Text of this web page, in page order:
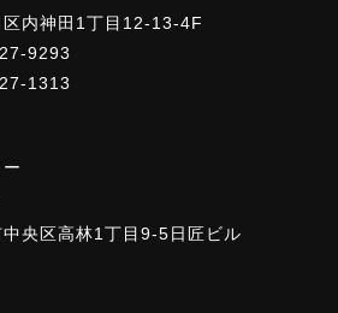
区内神田1丁目12-13-4F
9293
1313
央区高林1丁目9-5日匠ビル